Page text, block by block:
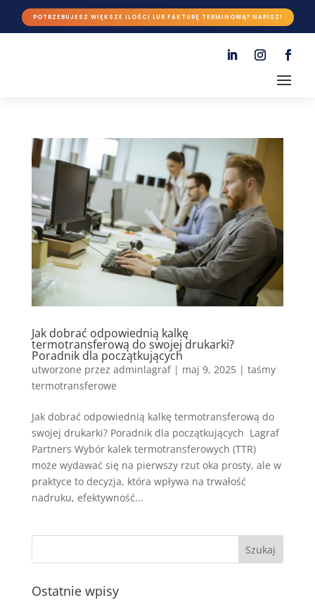
POTRZEBUJESZ WIĘKSZE ILOŚCI LUB FAKTURĘ TERMINOWĄ? NAPISZ!
Jak dobrać odpowiednią kalkę
termotransferową do swojej drukarki?
Poradnik dla początkujących
utworzone przez adminlagraf| maj 9, 2025| taśmy
termotransferowe
Jak dobrać odpowiednią kalkę termotransferową do
swojej drukarki? Poradnik dla początkujących Lagraf
Partners Wybór kalek termotransferowych (TTR)
może wydawać się na pierwszy rzut oka prosty, ale w
praktyce to decyzja, która wpływa na trwałość
nadruku, efektywność...
Ostatnie wpisy